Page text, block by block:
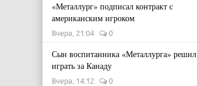
«Металлург» подписал контракт с
американским игроком
Вчера, 21:04 0
Сын воспитанника «Металлурга» решил
играть за Канаду
Вчера, 14:12 0